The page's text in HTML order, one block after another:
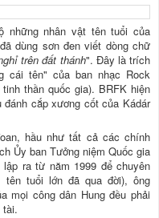
những nhân vật tên tuổi của
dùng sơn đen viết dòng chữ
trên đất thánh". Đây là trích
cái tên" của ban nhạc Rock
thần quốc gia). BRFK hiện
cắp xương cốt của Kádár
hầu như tất cả các chính
Ủy ban Tưởng niệm Quốc gia
ra từ năm 1999 để chuyên
tuổi lớn đã qua đời), ông
mọi công dân Hung đều phải
tài.